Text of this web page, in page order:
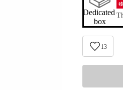
Dedicated
box
13